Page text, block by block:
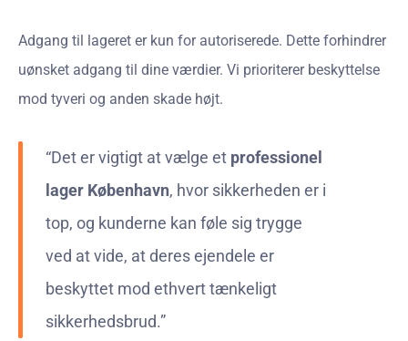
Adgang til lageret er kun for autoriserede. Dette forhindrer
uønsket adgang til dine værdier. Vi prioriterer beskyttelse
mod tyveri og anden skade højt.
“Det er vigtigt at vælge et professionel
lager København, hvor sikkerheden er i
top, og kunderne kan føle sig trygge
ved at vide, at deres ejendele er
beskyttet mod ethvert tænkeligt
sikkerhedsbrud.”